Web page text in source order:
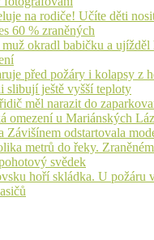
na rodiče! Učíte děti
60 % zraněných
okradl babičku a
před požáry i kolapsy z
slibují ještě vyšší teploty
měl narazit do
omezení u Mariánských
Závišínem odstartovala
metrů do řeky.
svědek
hoří skládka. U požáru